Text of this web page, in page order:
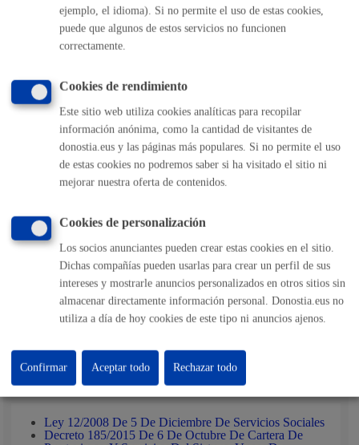
Pasos del procedimiento
Presentación de la solicitud por parte de la Asociación
interesada
Valoración de la solicitud por parte del personal del
Servicio de Personas Mayores y Discapacidad
Confimación de autorización de uso del Topaleku
Cuando se solicita el espacio para usos puntuales, tras la
utilización, el Servicio de Conserjería del Topalekua, realiza
cedido
Responsable de la tramitación
Departamento:Dirección de Acción Social
Normativa
Ley 12/2008 De 5 De Diciembre De Servicios Sociales
Decreto 185/2015 De 6 De Octubre De Cartera De
ejemplo, el idioma). Si no permite el uso de estas cookies,
puede que algunos de estos servicios no funcionen
correctamente.
Cookies de rendimiento
Este sitio web utiliza cookies analíticas para recopilar
información anónima, como la cantidad de visitantes de
donostia.eus y las páginas más populares. Si no permite el uso
de estas cookies no podremos saber si ha visitado el sitio ni
mejorar nuestra oferta de contenidos.
Cookies de personalización
Los socios anunciantes pueden crear estas cookies en el sitio.
Dichas compañías pueden usarlas para crear un perfil de sus
intereses y mostrarle anuncios personalizados en otros sitios sin
almacenar directamente información personal. Donostia.eus no
utiliza a día de hoy cookies de este tipo ni anuncios ajenos.
Rechazar todo
Confirmar Aceptar todo